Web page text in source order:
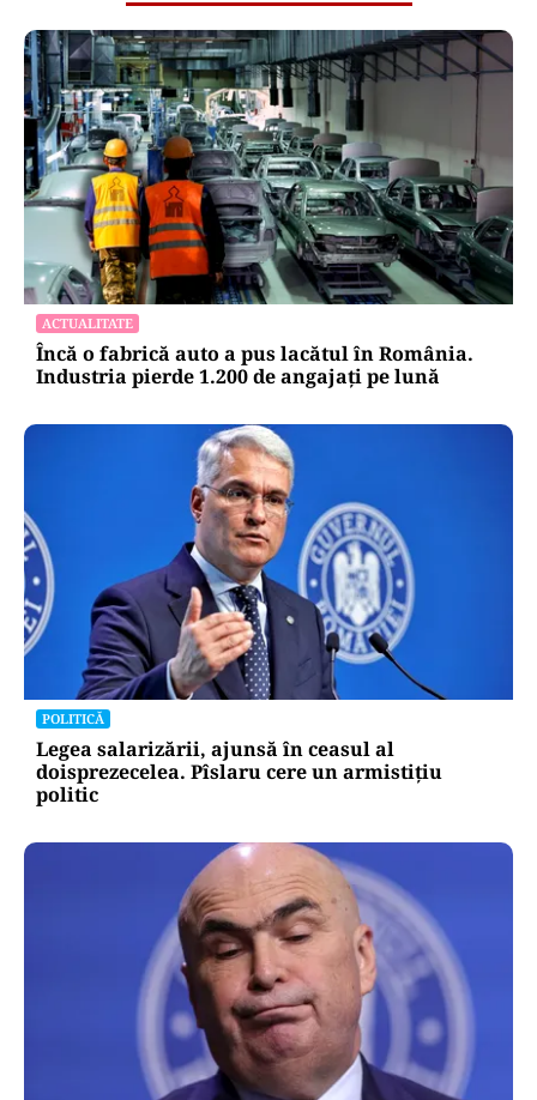
ACTUALITATE
Încă o fabrică auto a pus lacătul în România.
Industria pierde 1.200 de angajați pe lună
POLITICĂ
Legea salarizării, ajunsă în ceasul al
doisprezecelea. Pîslaru cere un armistițiu
politic